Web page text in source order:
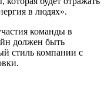
в людях».
команды в
должен быть
стиль компании с